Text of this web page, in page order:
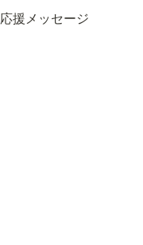
応援メッセージ